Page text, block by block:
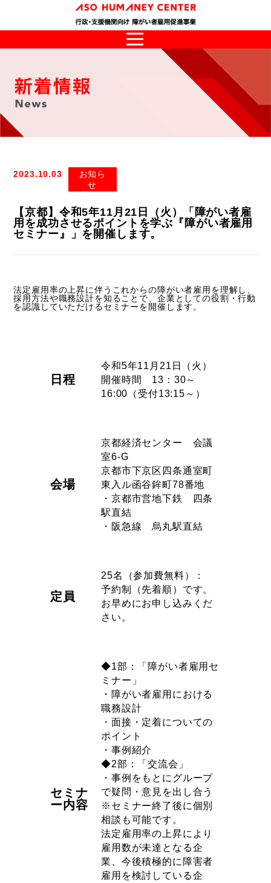
2023.10.03
お知ら
せ
【京都】令和5年11月21日（火）「障がい者雇
用を成功させるポイントを学ぶ『障がい者雇用
セミナー』」を開催します。
法定雇用率の上昇に伴うこれからの障がい者雇用を理解し、
採用方法や職務設計を知ることで、企業としての役割・行動
を認識していただけるセミナーを開催します。
日程
令和5年11月21日（火）
開催時間 13：30～
16:00（受付13:15～）
会場
京都経済センター 会議
室6-G
京都市下京区四条通室町
東入ル函谷鉾町78番地
・京都市営地下鉄 四条
駅直結
・阪急線 烏丸駅直結
定員
25名（参加費無料）：
予約制（先着順）です。
お早めにお申し込みくだ
さい。
セミナ
ー内容
◆1部：「障がい者雇用セ
ミナー」
・障がい者雇用における
職務設計
・面接・定着についての
ポイント
・事例紹介
◆2部：「交流会」
・事例をもとにグループ
で疑問・意見を出し合う
※セミナー終了後に個別
相談も可能です。
法定雇用率の上昇により
雇用数が未達となる企
業、今後積極的に障害者
雇用を検討している企